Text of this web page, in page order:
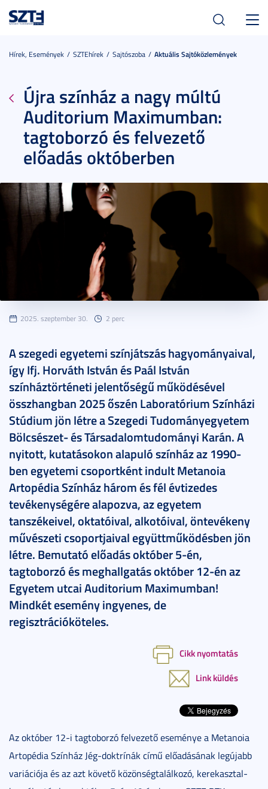
Hírek, Események SZTEhírek Sajtószoba Aktuális Sajtóközlemények
Újra színház a nagy múltú
Auditorium Maximumban:
tagtoborzó és felvezető
előadás októberben
2025. szeptember 30. 2 perc
A szegedi egyetemi színjátszás hagyományaival,
így Ifj. Horváth István és Paál István
színháztörténeti jelentőségű működésével
összhangban 2025 őszén Laboratórium Színházi
Stúdium jön létre a Szegedi Tudományegyetem
Bölcsészet- és Társadalomtudományi Karán. A
nyitott, kutatásokon alapuló színház az 1990-
ben egyetemi csoportként indult Metanoia
Artopédia Színház három és fél évtizedes
tevékenységére alapozva, az egyetem
tanszékeivel, oktatóival, alkotóival, öntevékeny
művészeti csoportjaival együttműködésben jön
létre. Bemutató előadás október 5-én,
tagtoborzó és meghallgatás október 12-én az
Egyetem utcai Auditorium Maximumban!
Mindkét esemény ingyenes, de
regisztrációköteles.
Cikk nyomtatás
Link küldés
Az október 12-i tagtoborzó felvezető eseménye a Metanoia
Artopédia Színház Jég-doktrínák című előadásának legújabb
variációja és az azt követő közönségtalálkozó, kerekasztal-